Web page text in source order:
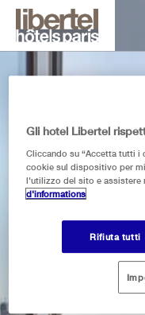
libertel austerlitz
VISTA
STANZA
Gli hotel Libertel
Cliccando su “Accetta tutti i
cookie sul dispositivo per
l'utilizzo del sito e assistere
d'informations
Rifiuta tutti